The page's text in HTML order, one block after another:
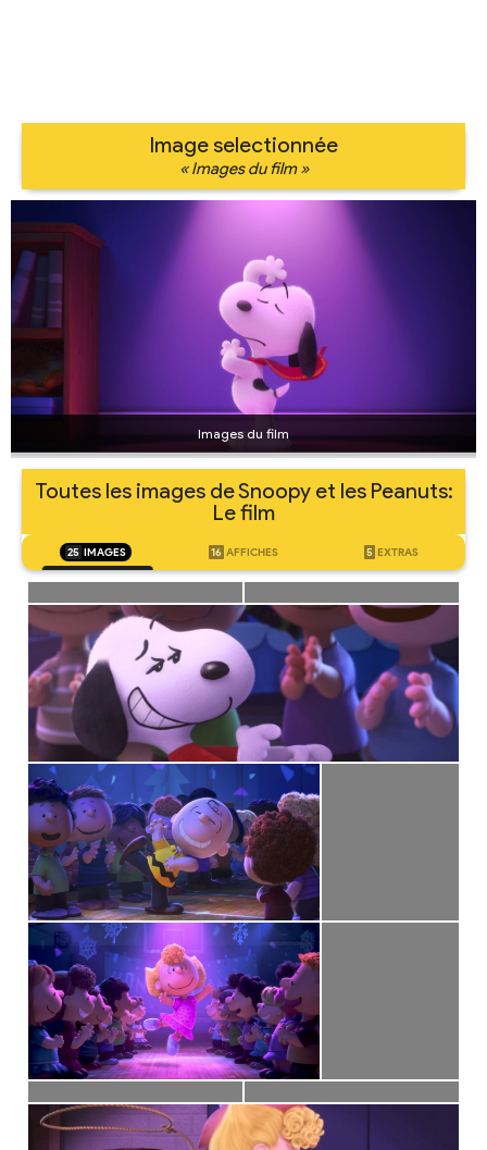
Image selectionnée
« Images du film »
Images du film
Toutes les images de Snoopy et les Peanuts:
Le film
25 IMAGES 16 AFFICHES 5 EXTRAS